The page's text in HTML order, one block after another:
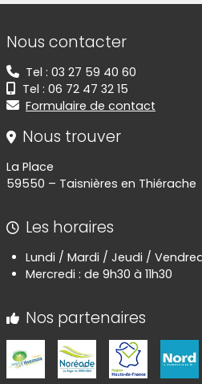
Informations de
Nous contacter
Tel : 03 27 59 40 60
Tel : 06 72 47 32 15
Formulaire de contact
Nous trouver
La Place
59550 – Taisnières en Thiérache
Les horaires
Lundi / Mardi / Jeudi /
Mercredi : de 9h30 à 11h30
Nos partenaires